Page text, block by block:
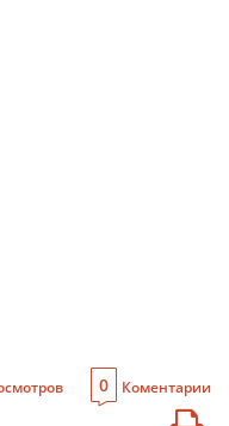
0 Коментарии